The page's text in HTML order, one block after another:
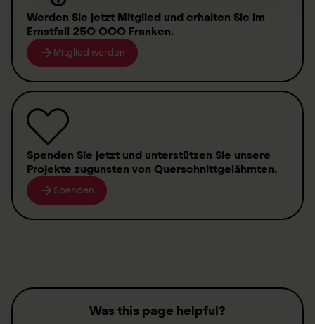
Werden Sie jetzt Mitglied und erhalten Sie im
Ernstfall 250 000 Franken.
Mitglied werden
Spenden Sie jetzt und unterstützen Sie unsere
Projekte zugunsten von Querschnittgelähmten.
Spenden
Was this page helpful?